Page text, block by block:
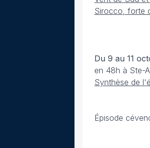
Sirocco, forte
Du 9 au 11
en 48h à Ste-
Synthèse de
Épisode